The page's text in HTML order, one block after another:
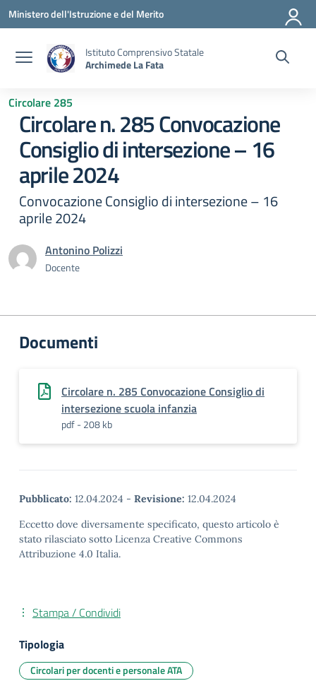
Vai ai contenuti
Vai al menu di navigazione
Vai al footer
Ministero dell'Istruzione e del Merito
Istituto Comprensivo Statale
Archimede La Fata
Circolare 285
Circolare n. 285 Convocazione
Consiglio di intersezione – 16
aprile 2024
Convocazione Consiglio di intersezione – 16
aprile 2024
Antonino Polizzi
Docente
Documenti
Circolare n. 285 Convocazione Consiglio di
intersezione scuola infanzia
pdf - 208 kb
Pubblicato: 12.04.2024 - Revisione: 12.04.2024
Eccetto dove diversamente specificato, questo articolo è
stato rilasciato sotto Licenza Creative Commons
Attribuzione 4.0 Italia.
Stampa / Condividi
Tipologia
Circolari per docenti e personale ATA